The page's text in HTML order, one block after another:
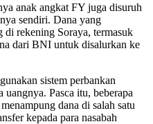
anak angkat FY juga disuruh
sendiri. Dana yang
rekening Soraya, termasuk
dari BNI untuk disalurkan ke
sistem perbankan
Pasca itu, beberapa
dana di salah satu
kepada para nasabah